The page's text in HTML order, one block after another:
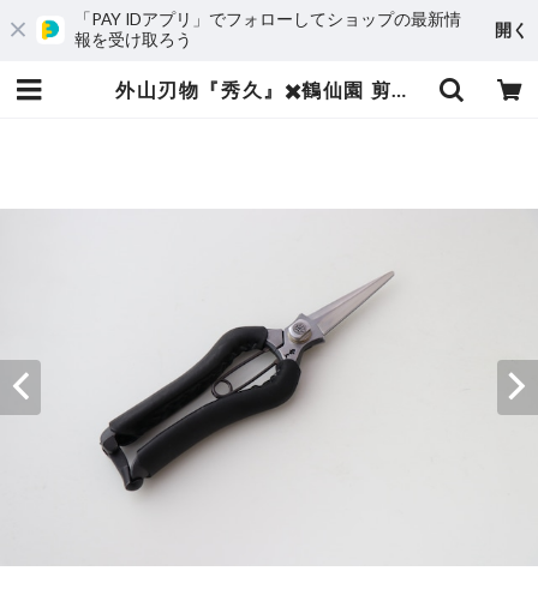
「PAY IDアプリ」でフォローしてショップの最新情
報を受け取ろう
開く
外山刃物『秀久』✖️鶴仙園 剪定芽切鋏 Leather Black | 鶴仙園